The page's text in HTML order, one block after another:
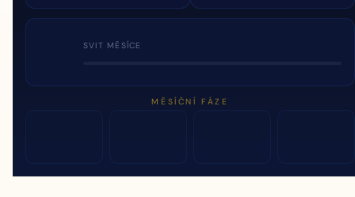
SVIT MĚSÍCE
MĚSÍČNÍ FÁZE